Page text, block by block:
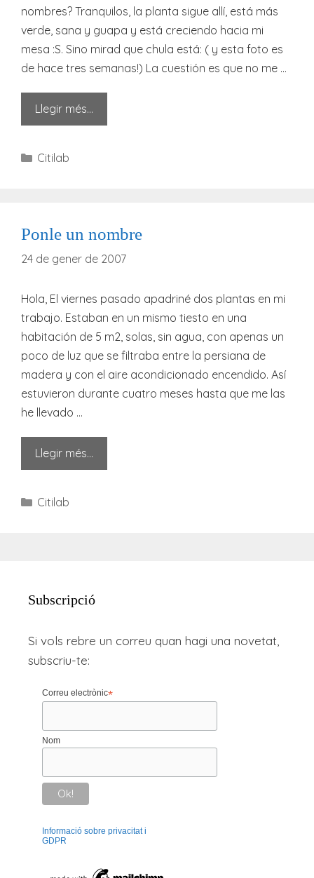
nombres? Tranquilos, la planta sigue allí, está más
verde, sana y guapa y está creciendo hacia mi
mesa :S. Sino mirad que chula está: ( y esta foto es
de hace tres semanas!) La cuestión es que no me …
Llegir més…
Categories
Citilab
Ponle un nombre
24 de gener de 2007
Hola, El viernes pasado apadriné dos plantas en mi
trabajo. Estaban en un mismo tiesto en una
habitación de 5 m2, solas, sin agua, con apenas un
poco de luz que se filtraba entre la persiana de
madera y con el aire acondicionado encendido. Así
estuvieron durante cuatro meses hasta que me las
he llevado …
Llegir més…
Categories
Citilab
Subscripció
Si vols rebre un correu quan hagi una novetat,
subscriu-te:
Correu electrònic*
Nom
Informació sobre privacitat i
GDPR